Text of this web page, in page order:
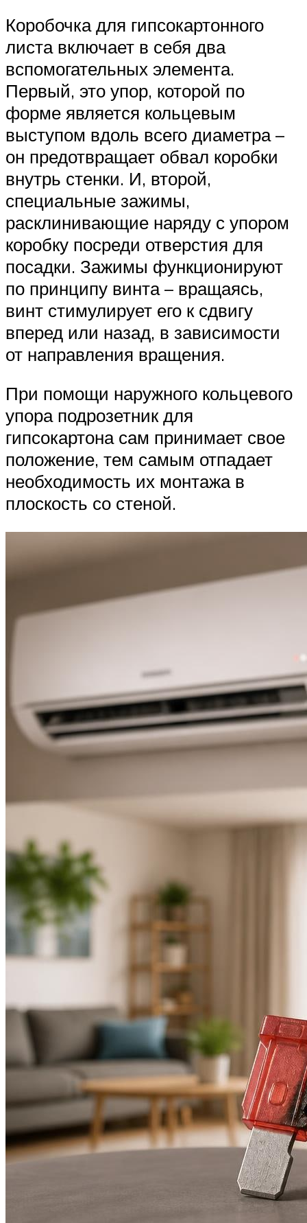
Коробочка для гипсокартонного
листа включает в себя два
вспомогательных элемента.
Первый, это упор, которой по
форме является кольцевым
выступом вдоль всего диаметра –
он предотвращает обвал коробки
внутрь стенки. И, второй,
специальные зажимы,
расклинивающие наряду с упором
коробку посреди отверстия для
посадки. Зажимы функционируют
по принципу винта – вращаясь,
винт стимулирует его к сдвигу
вперед или назад, в зависимости
от направления вращения.
При помощи наружного кольцевого
упора подрозетник для
гипсокартона сам принимает свое
положение, тем самым отпадает
необходимость их монтажа в
плоскость со стеной.